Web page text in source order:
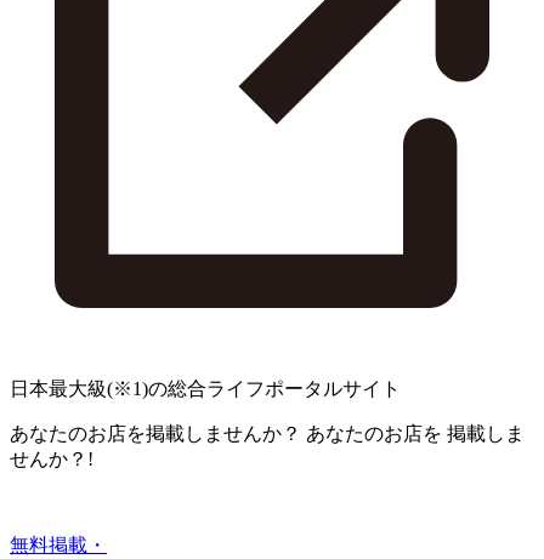
日本最大級(※1)の総合ライフポータルサイト
あなたのお店を掲載しませんか？ あなたのお店を 掲載しま
せんか？!
無料掲載・